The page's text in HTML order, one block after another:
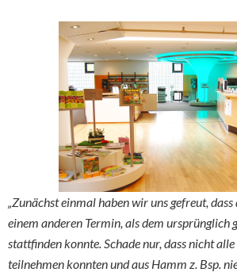
„Zunächst einmal haben wir uns gefreut,
einem anderen Termin, als dem ursprünglich
stattfinden konnte. Schade nur, dass nicht
teilnehmen konnten und aus Hamm z. Bsp.